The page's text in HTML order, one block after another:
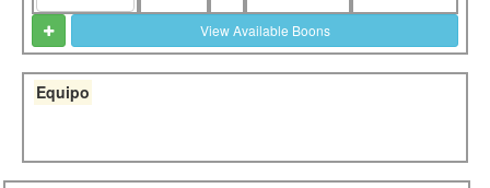
View Available Boons
Equipo